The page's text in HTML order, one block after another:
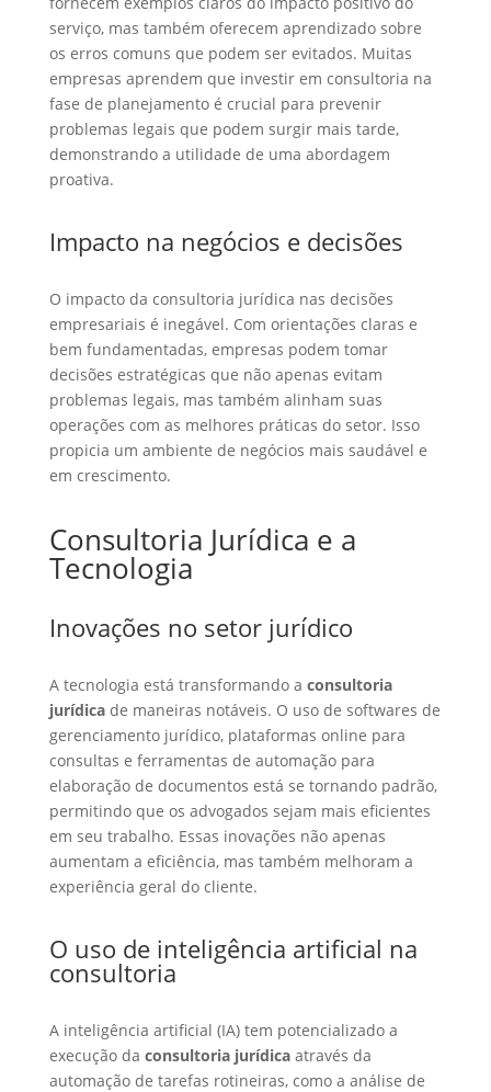
serviço, mas também oferecem aprendizado sobre
os erros comuns que podem ser evitados. Muitas
empresas aprendem que investir em consultoria na
fase de planejamento é crucial para prevenir
problemas legais que podem surgir mais tarde,
demonstrando a utilidade de uma abordagem
proativa.
Impacto na negócios e decisões
O impacto da consultoria jurídica nas decisões
empresariais é inegável. Com orientações claras e
bem fundamentadas, empresas podem tomar
decisões estratégicas que não apenas evitam
problemas legais, mas também alinham suas
operações com as melhores práticas do setor. Isso
propicia um ambiente de negócios mais saudável e
em crescimento.
Consultoria Jurídica e a
Tecnologia
Inovações no setor jurídico
A tecnologia está transformando a consultoria
jurídicade maneiras notáveis. O uso de softwares de
gerenciamento jurídico, plataformas online para
consultas e ferramentas de automação para
elaboração de documentos está se tornando padrão,
permitindo que os advogados sejam mais eficientes
em seu trabalho. Essas inovações não apenas
aumentam a eficiência, mas também melhoram a
experiência geral do cliente.
O uso de inteligência artificial na
consultoria
A inteligência artificial (IA) tem potencializado a
execução da consultoria jurídicaatravés da
automação de tarefas rotineiras, como a análise de